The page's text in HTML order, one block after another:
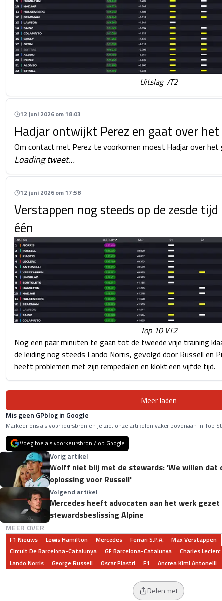
Uitslag VT2
12 juni 2026 om 18:03
Hadjar ontwijkt Perez en gaat over
Om contact met Perez te voorkomen moest Hadjar over het
Loading tweet…
12 juni 2026 om 17:58
Verstappen nog steeds op de zesde
één
Top 10 VT2
Nog een paar minuten te gaan tot de tweede vrije training
de leiding nog steeds Lando Norris, gevolgd door Russell en
heeft problemen met zijn rempedalen en klokt een vijfde tijd.
Meer laden
Mis geen GPblog in Google
Markeer ons als voorkeursbron en je ziet onze artikelen vaker bovenaan in Top
Voeg toe als voorkeursbron / op Google
Vorig artikel
Wolff niet blij met de stewards: 'We willen dat
oplossing voor Russell'
Volgend artikel
Mercedes heeft advocaten aan het werk gezet
stewardsbeslissing Alpine
MEER OVER
F1 Nieuws Lewis Hamilton Mercedes Ferrari S.p.A.
Max Verstappen
Circuit De Barcelona-Catalunya
GP Barcelona-Catalunya
Charles Leclerc
Lando Norris
George Russell Oscar Piastri F1 Andrea Kimi Antonelli
Delen met